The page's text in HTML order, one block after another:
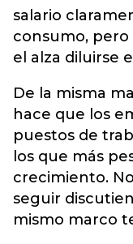
salario
consumo, pero
el alza diluirse
De la misma
hace que los
puestos de
los que más
crecimiento.
seguir
mismo marco